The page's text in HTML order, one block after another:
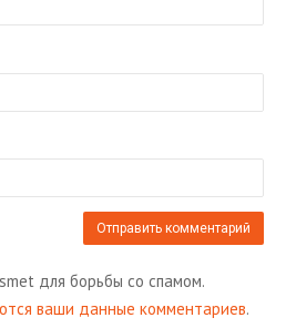
для борьбы со спамом.
ваши данные комментариев.